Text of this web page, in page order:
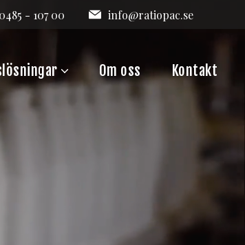
0485 - 107 00 info@ratiopac.se
Om oss Kontakt